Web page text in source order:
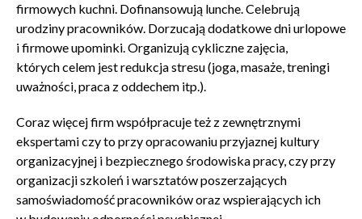
firmowych kuchni. Dofinansowują lunche. Celebrują
urodziny pracowników. Dorzucają dodatkowe dni urlopowe
i firmowe upominki. Organizują cykliczne zajęcia,
których celem jest redukcja stresu (joga, masaże, treningi
uważności, praca z oddechem itp.).
Coraz więcej firm współpracuje też z zewnętrznymi
ekspertami czy to przy opracowaniu przyjaznej kultury
organizacyjnej i bezpiecznego środowiska pracy, czy przy
organizacji szkoleń i warsztatów poszerzających
samoświadomość pracowników oraz wspierających ich